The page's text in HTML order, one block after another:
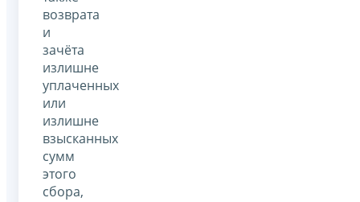
возврата
и
зачёта
излишне
уплаченных
или
излишне
взысканных
сумм
этого
сбора,